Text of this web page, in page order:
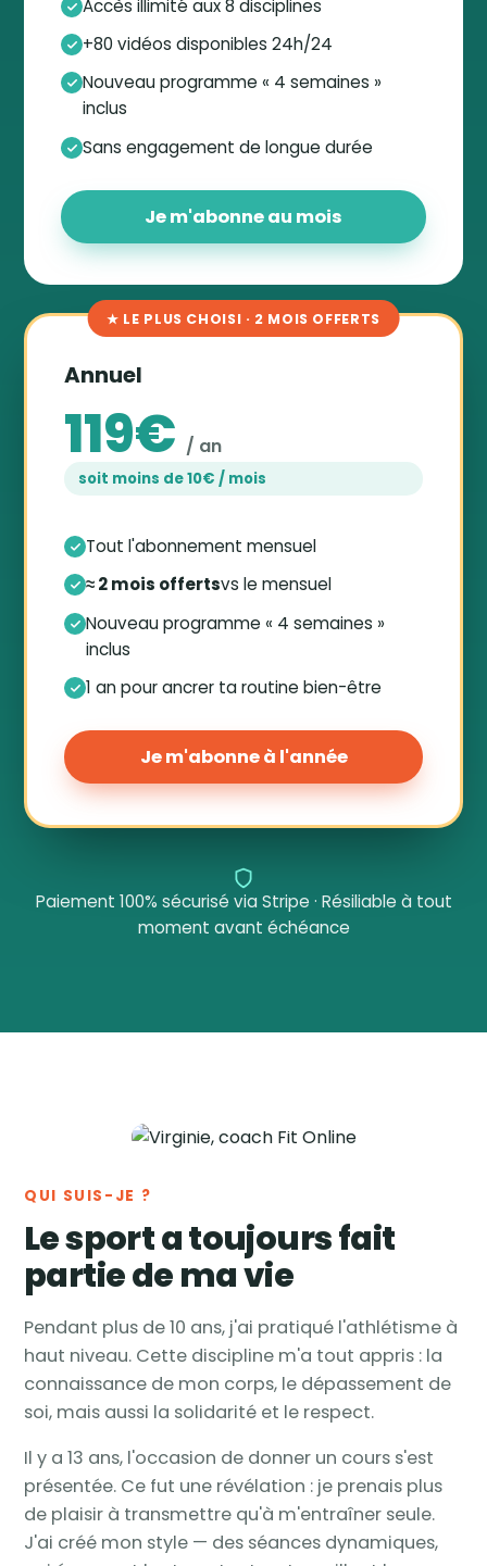
Accès illimité aux 8 disciplines
+80 vidéos disponibles 24h/24
Nouveau programme « 4 semaines »
inclus
Sans engagement de longue durée
Je m'abonne au mois
★ LE PLUS CHOISI · 2 MOIS OFFERTS
Annuel
119€ / an
soit moins de 10€ / mois
Tout l'abonnement mensuel
≈ 2 mois offertsvs le mensuel
Nouveau programme « 4 semaines »
inclus
1 an pour ancrer ta routine bien-être
Je m'abonne à l'année
Paiement 100% sécurisé via Stripe · Résiliable à tout
moment avant échéance
QUI SUIS-JE ?
Le sport a toujours fait
partie de ma vie
Pendant plus de 10 ans, j'ai pratiqué l'athlétisme à
haut niveau. Cette discipline m'a tout appris : la
connaissance de mon corps, le dépassement de
soi, mais aussi la solidarité et le respect.
Il y a 13 ans, l'occasion de donner un cours s'est
présentée. Ce fut une révélation : je prenais plus
de plaisir à transmettre qu'à m'entraîner seule.
J'ai créé mon style — des séances dynamiques,